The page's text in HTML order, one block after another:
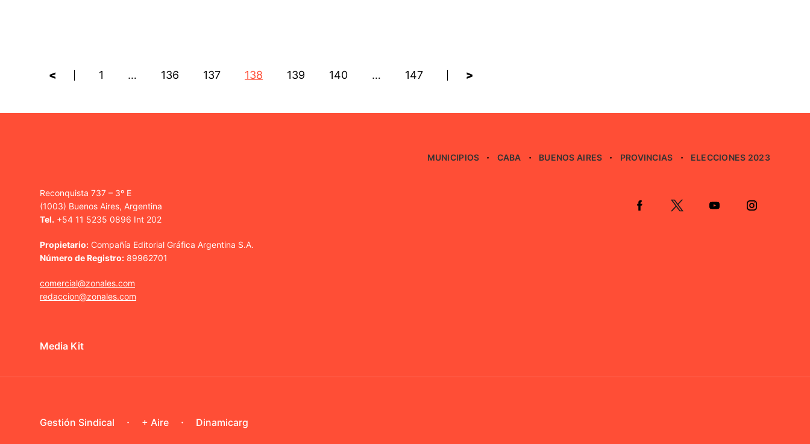
< 1 … 136 137 138 139 140 … 147 >
MUNICIPIOS CABA BUENOS AIRES PROVINCIAS ELECCIONES 2023
Reconquista 737 – 3º E
(1003) Buenos Aires, Argentina
Tel. +54 11 5235 0896 Int 202
Propietario: Compañía Editorial Gráfica Argentina S.A.
Número de Registro: 89962701
comercial@zonales.com
redaccion@zonales.com
Media Kit
Gestión Sindical + Aire Dinamicarg